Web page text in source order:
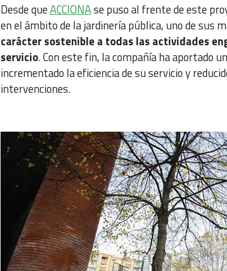
Desde queACCIONAse puso al frente de este
en el ámbito de la jardinería pública, uno de sus
carácter sostenible a todas las actividades
servicio. Con este fin, la compañía ha aportado
incrementado la eficiencia de su servicio y
intervenciones.